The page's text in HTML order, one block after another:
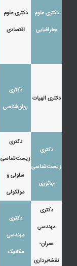
دکتری علوم
جغرافیایی
دکتری علوم
اقتصادی
دکتری الهیات
دکتری
روان‌شناسی
دکتری
زیست‌شناسی
جانوری
دکتری
زیست‌شناسی
سلولی و
مولکولی
دکتری
مهندسی
عمران-
نقشه‌برداری
دکتری
مهندسی
مکانیک